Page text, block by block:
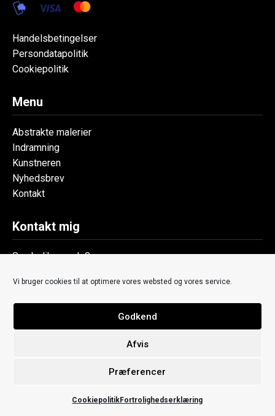
Vi bruger cookies til at optimere vores websted og vores service.
Godkend
Afvis
Præferencer
CookiepolitikFortrolighedserklæring
Handelsbetingelser
Persondatapolitik
Cookiepolitik
Menu
Abstrakte malerier
Indramning
Kunstneren
Nyhedsbrev
Kontakt
Kontakt mig
Symbolik v. code8
thomas@symbolik.dk
Denmark
Fri fragt (3-5 hverdage)